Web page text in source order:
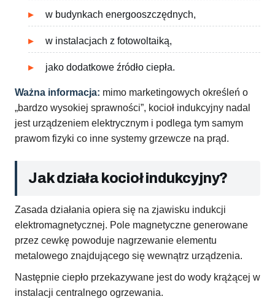
w budynkach energooszczędnych,
w instalacjach z fotowoltaiką,
jako dodatkowe źródło ciepła.
Ważna informacja: mimo marketingowych określeń o
„bardzo wysokiej sprawności”, kocioł indukcyjny nadal
jest urządzeniem elektrycznym i podlega tym samym
prawom fizyki co inne systemy grzewcze na prąd.
Jak działa kocioł indukcyjny?
Zasada działania opiera się na zjawisku indukcji
elektromagnetycznej. Pole magnetyczne generowane
przez cewkę powoduje nagrzewanie elementu
metalowego znajdującego się wewnątrz urządzenia.
Następnie ciepło przekazywane jest do wody krążącej w
instalacji centralnego ogrzewania.